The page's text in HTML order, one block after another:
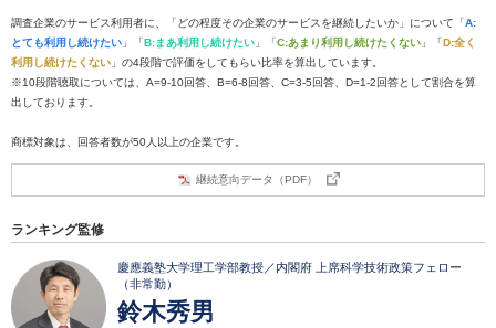
調査企業のサービス利用者に、「どの程度その企業のサービスを継続したいか」について「A:
とても利用し続けたい 」「B:まあ利用し続けたい 」「C:あまり利用し続けたくない 」「D:全く
利用し続けたくない 」の4段階で評価をしてもらい比率を算出しています。
※10段階聴取については、A=9-10回答、B=6-8回答、C=3-5回答、D=1-2回答として割合を算
出しております。
商標対象は、回答者数が50人以上の企業です。
継続意向データ（PDF）
ランキング監修
慶應義塾大学理工学部教授／内閣府 上席科学技術政策フェロー
（非常勤）
鈴木秀男